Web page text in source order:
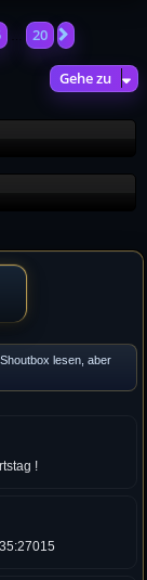
20
Gehe zu
lesen, aber
!